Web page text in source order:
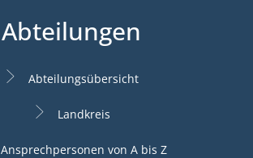
Abteilungen
Abteilungsübersicht
Landkreis
Ansprechpersonen von A bis Z